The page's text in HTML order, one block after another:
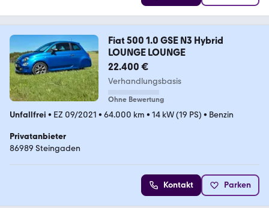
Fiat 500 1.0 GSE N3 Hybrid
LOUNGE LOUNGE
22.400 €
Verhandlungsbasis
Ohne Bewertung
Unfallfrei • EZ 09/2021 • 64.000 km • 14 kW (19 PS) • Benzin
Privatanbieter
86989 Steingaden
Kontakt Parken